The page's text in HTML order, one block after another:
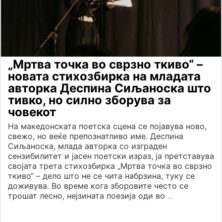
„Мртва точка во сврзно ткиво“ –
новата стихозбирка на младата
авторка Деспина Сиљаноска што
тивко, но силно зборува за
човекот
На македонската поетска сцена се појавува ново,
свежо, но веќе препознатливо име. Деспина
Сиљаноска, млада авторка со изграден
сензибилитет и јасен поетски израз, ја претставува
својата трета стихозбирка „Мртва точка во сврзно
ткиво“ – дело што не се чита набрзина, туку се
доживува. Во време кога зборовите често се
трошат лесно, нејзината поезија оди во …